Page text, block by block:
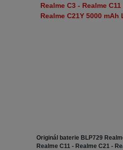
Originál baterie BLP729
Realme C11 - Realme C21 -